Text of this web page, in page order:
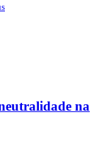
na